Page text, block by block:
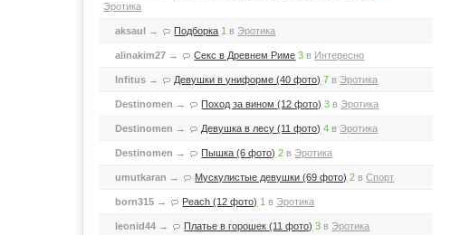
Эротика
aksaul → Подборка 1 в Эротика
alinakim27 → Секс в Древнем Риме 3 в Интересно
Infitus → Девушки в униформе (40 фото) 7 в Эротика
Destinomen → Поход за вином (12 фото) 3 в Эротика
Destinomen → Девушка в лесу (11 фото) 4 в Эротика
Destinomen → Пышка (6 фото) 2 в Эротика
umutkaran → Мускулистые девушки (69 фото) 2 вСпорт
born315 → Peach (12 фото) 1 в Эротика
leonid44 → Платье в горошек (11 фото) 3 в Эротика